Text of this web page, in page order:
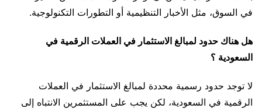
في السوق، مثل الأخبار التنظيمية أو التطورات التكنولوجية.
هل هناك حدود لمبالغ الاستثمار في العملات الرقمية في
السعودية ؟
لا توجد حدود رسمية محددة لمبالغ الاستثمار في العملات
الرقمية في السعودية، لكن يجب على المستثمرين الانتباه إلى